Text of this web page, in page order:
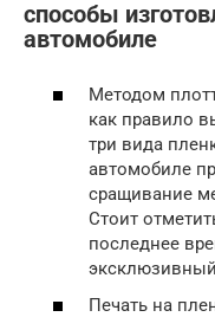
способы
автомобиле
Методом
как правило
три вида
автомобиле
сращивание
Стоит
последнее
Печать на